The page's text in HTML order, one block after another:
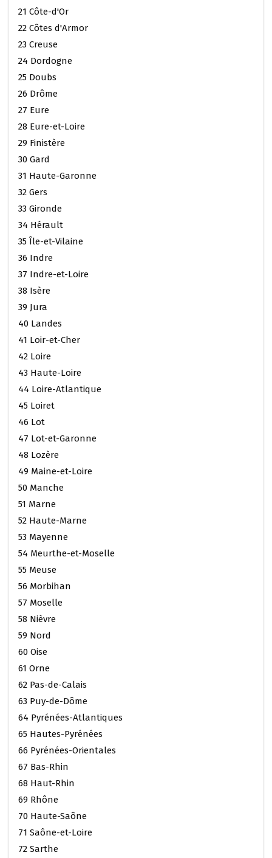
21 Côte-d'Or
22 Côtes d'Armor
23 Creuse
24 Dordogne
25 Doubs
26 Drôme
27 Eure
28 Eure-et-Loire
29 Finistère
30 Gard
31 Haute-Garonne
32 Gers
33 Gironde
34 Hérault
35 Île-et-Vilaine
36 Indre
37 Indre-et-Loire
38 Isère
39 Jura
40 Landes
41 Loir-et-Cher
42 Loire
43 Haute-Loire
44 Loire-Atlantique
45 Loiret
46 Lot
47 Lot-et-Garonne
48 Lozère
49 Maine-et-Loire
50 Manche
51 Marne
52 Haute-Marne
53 Mayenne
54 Meurthe-et-Moselle
55 Meuse
56 Morbihan
57 Moselle
58 Nièvre
59 Nord
60 Oise
61 Orne
62 Pas-de-Calais
63 Puy-de-Dôme
64 Pyrénées-Atlantiques
65 Hautes-Pyrénées
66 Pyrénées-Orientales
67 Bas-Rhin
68 Haut-Rhin
69 Rhône
70 Haute-Saône
71 Saône-et-Loire
72 Sarthe